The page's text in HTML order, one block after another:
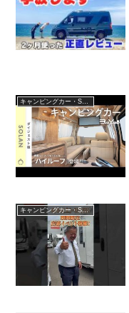
キャンピングカー・SUV人気車種